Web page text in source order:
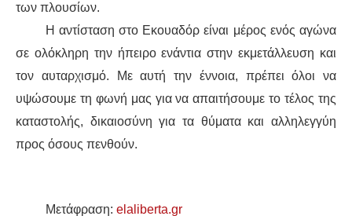
των πλουσίων.
Η αντίσταση στο Εκουαδόρ είναι μέρος ενός αγώνα
σε ολόκληρη την ήπειρο ενάντια στην εκμετάλλευση και
τον αυταρχισμό. Με αυτή την έννοια, πρέπει όλοι να
υψώσουμε τη φωνή μας για να απαιτήσουμε το τέλος της
καταστολής, δικαιοσύνη για τα θύματα και αλληλεγγύη
προς όσους πενθούν.
Μετάφραση: elaliberta.gr